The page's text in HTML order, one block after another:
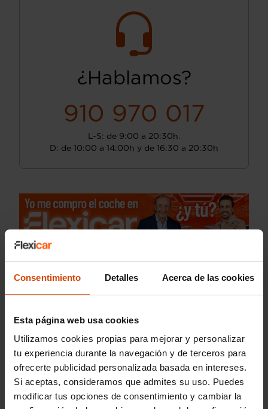
Consentimiento Detalles Acerca de las cookies
Esta página web usa cookies
Utilizamos cookies propias para mejorar y personalizar
tu experiencia durante la navegación y de terceros para
ofrecerte publicidad personalizada basada en intereses.
Si aceptas, consideramos que admites su uso. Puedes
modificar tus opciones de consentimiento y cambiar la
¿Hablamos?
910 970 017
L-S: de 9:00 a 20:30h.
D: de 10:00 a 14:00h y de 16:30 a 20:30h